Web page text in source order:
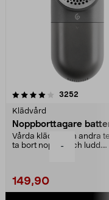
-
3252
Klädvård
Noppborttagare
Vårda kläder och andra
ta bort noppor och ludd.
149,90
4.5av 5 stjärnor